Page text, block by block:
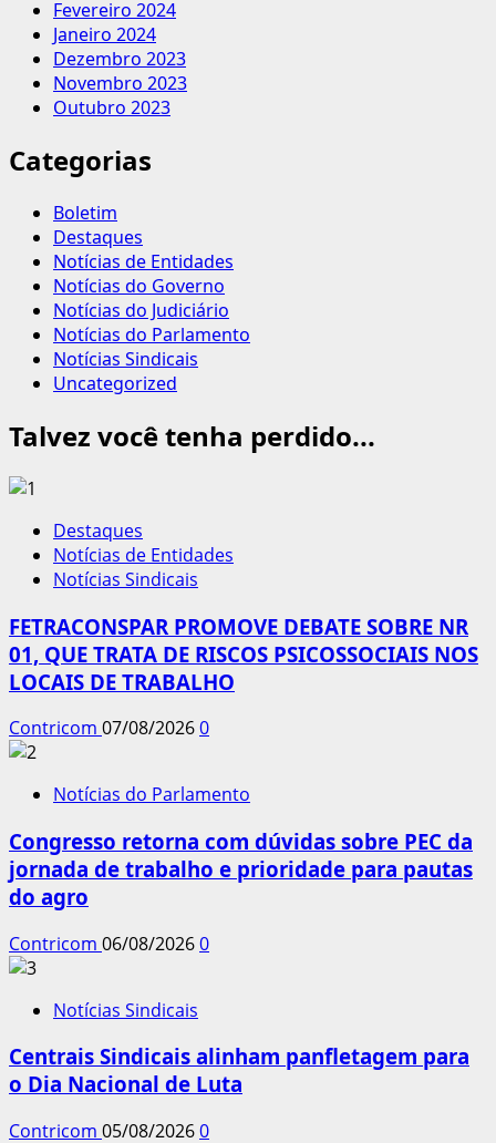
Fevereiro 2024
Janeiro 2024
Dezembro 2023
Novembro 2023
Outubro 2023
Categorias
Boletim
Destaques
Notícias de Entidades
Notícias do Governo
Notícias do Judiciário
Notícias do Parlamento
Notícias Sindicais
Uncategorized
Talvez você tenha perdido...
Destaques
Notícias de Entidades
Notícias Sindicais
FETRACONSPAR PROMOVE DEBATE SOBRE NR
01, QUE TRATA DE RISCOS PSICOSSOCIAIS NOS
LOCAIS DE TRABALHO
Contricom 07/08/20260
Notícias do Parlamento
Congresso retorna com dúvidas sobre PEC da
jornada de trabalho e prioridade para pautas
do agro
Contricom 06/08/20260
Notícias Sindicais
Centrais Sindicais alinham panfletagem para
o Dia Nacional de Luta
Contricom 05/08/20260